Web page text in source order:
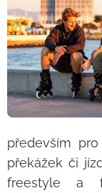
především
překážek či
freestyle a